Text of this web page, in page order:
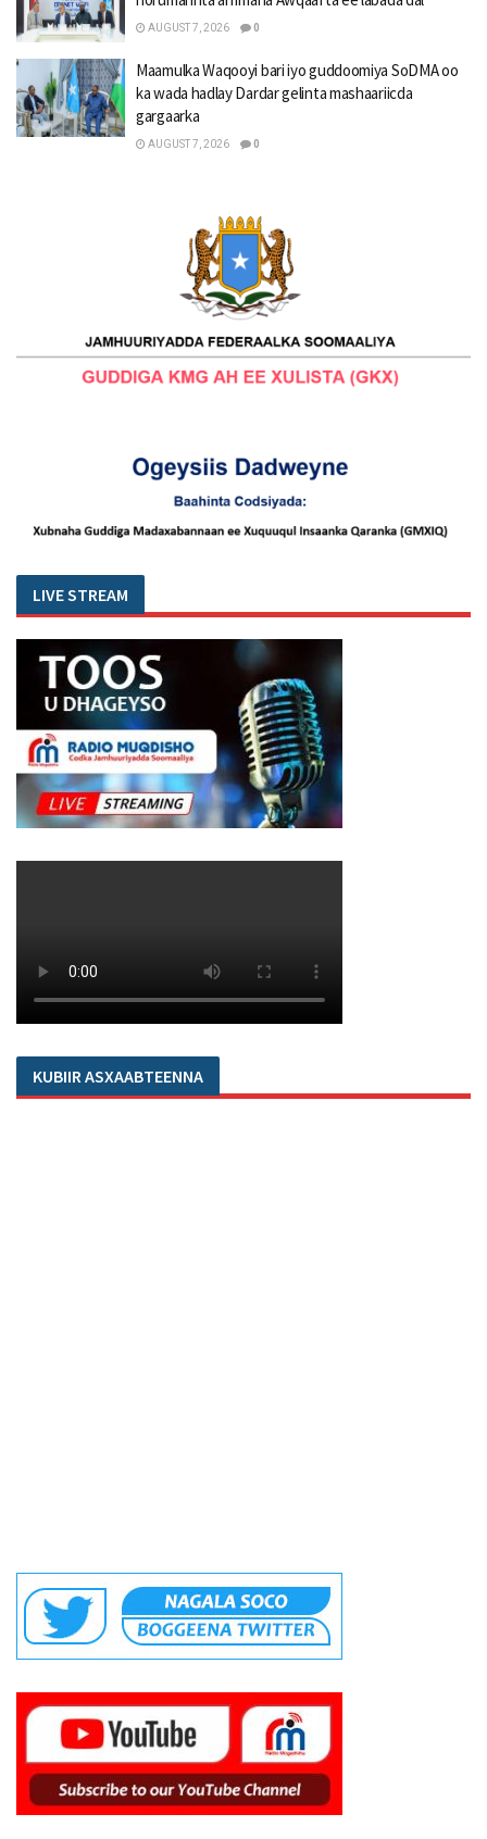
AUGUST 7, 2026 0
Maamulka Waqooyi bari iyo guddoomiya SoDMA oo
ka wada hadlay Dardar gelinta mashaariicda
gargaarka
AUGUST 7, 2026 0
LIVE STREAM
KUBIIR ASXAABTEENNA